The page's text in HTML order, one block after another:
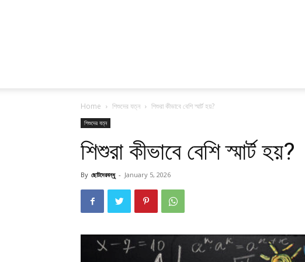
Home শিশুদের যত্ন শিশুরা কীভাবে বেশি স্মার্ট হয়?
শিশুদের যত্ন
শিশুরা কীভাবে বেশি স্মার্ট হয়?
By ছোটদেরবন্ধু - January 5, 2026